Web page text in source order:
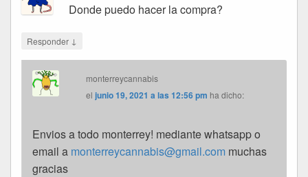
Donde puedo hacer la compra?
Responder ↓
monterreycannabis
eljunio 19, 2021 a las 12:56 pm ha dicho:
Envios a todo monterrey! mediante whatsapp o
email a monterreycannabis@gmail.com muchas
gracias